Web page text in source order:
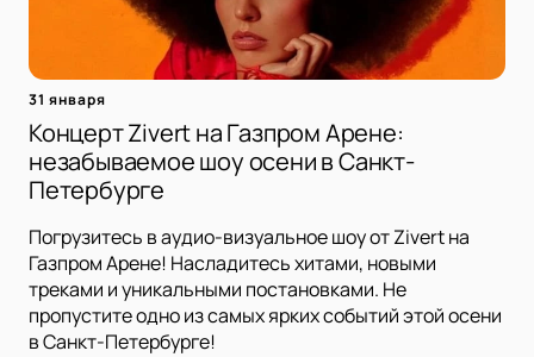
31 января
Концерт Zivert на Газпром Арене:
незабываемое шоу осени в Санкт-
Петербурге
Погрузитесь в аудио-визуальное шоу от Zivert на
Газпром Арене! Насладитесь хитами, новыми
треками и уникальными постановками. Не
пропустите одно из самых ярких событий этой осени
в Санкт-Петербурге!